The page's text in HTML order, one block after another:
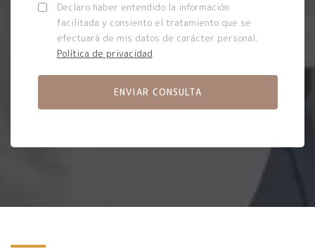
Declaro haber entendido la información
facilitada y consiento el tratamiento que se
efectuará de mis datos de carácter personal.
Política de privacidad.